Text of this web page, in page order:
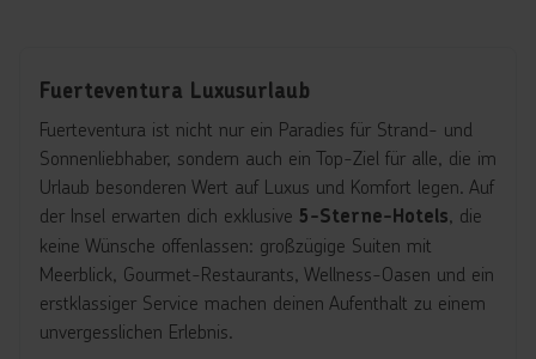
Fuerteventura Luxusurlaub
Fuerteventura ist nicht nur ein Paradies für Strand- und
Sonnenliebhaber, sondern auch ein Top-Ziel für alle, die im
Urlaub besonderen Wert auf Luxus und Komfort legen. Auf
der Insel erwarten dich exklusive 5-Sterne-Hotels, die
keine Wünsche offenlassen: großzügige Suiten mit
Meerblick, Gourmet-Restaurants, Wellness-Oasen und ein
erstklassiger Service machen deinen Aufenthalt zu einem
unvergesslichen Erlebnis.